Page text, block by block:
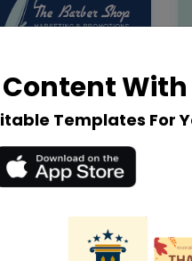
Templates For